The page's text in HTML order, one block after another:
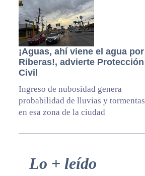
¡Aguas, ahí viene el agua por
Riberas!, advierte Protección
Civil
Ingreso de nubosidad genera
probabilidad de lluvias y tormentas
en esa zona de la ciudad
Primary
Sidebar
Lo + leído